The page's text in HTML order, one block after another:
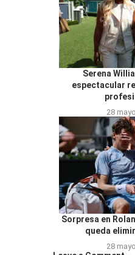
Serena
espectacular
28
Sorpresa en
queda
28